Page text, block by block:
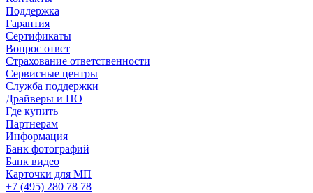
Поддержка
Гарантия
Сертификаты
Вопрос ответ
Страхование ответственности
Сервисные центры
Служба поддержки
Драйверы и ПО
Где купить
Партнерам
Информация
Банк фотографий
Банк видео
Карточки для МП
+7 (495) 280 78 78